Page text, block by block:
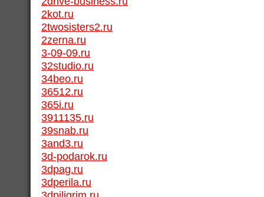
2kot.ru
2twosisters2.ru
2zerna.ru
3-09-09.ru
32studio.ru
34beo.ru
36512.ru
365i.ru
3911135.ru
39snab.ru
3and3.ru
3d-podarok.ru
3dpag.ru
3dperila.ru